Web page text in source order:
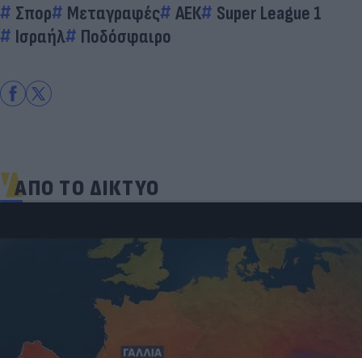
Σπορ Μεταγραφές ΑΕΚ
Super League 1
Ισραήλ
Ποδόσφαιρο
ΑΠΟ ΤΟ ΔΙΚΤΥΟ